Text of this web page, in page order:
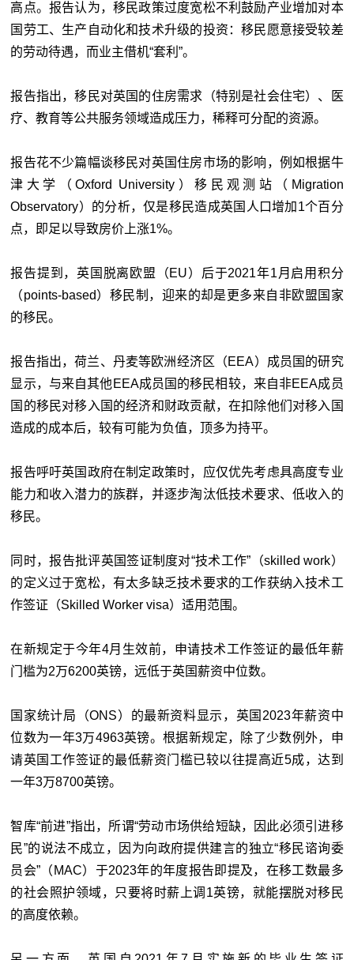
高点。报告认为，移民政策过度宽松不利鼓励产业增加对本
国劳工、生产自动化和技术升级的投资：移民愿意接受较差
的劳动待遇，而业主借机“套利”。
报告指出，移民对英国的住房需求（特别是社会住宅）、医
疗、教育等公共服务领域造成压力，稀释可分配的资源。
报告花不少篇幅谈移民对英国住房市场的影响，例如根据牛
津大学（Oxford University）移民观测站（Migration
Observatory）的分析，仅是移民造成英国人口增加1个百分
点，即足以导致房价上涨1%。
报告提到，英国脱离欧盟（EU）后于2021年1月启用积分
（points-based）移民制，迎来的却是更多来自非欧盟国家
的移民。
报告指出，荷兰、丹麦等欧洲经济区（EEA）成员国的研究
显示，与来自其他EEA成员国的移民相较，来自非EEA成员
国的移民对移入国的经济和财政贡献，在扣除他们对移入国
造成的成本后，较有可能为负值，顶多为持平。
报告呼吁英国政府在制定政策时，应仅优先考虑具高度专业
能力和收入潜力的族群，并逐步淘汰低技术要求、低收入的
移民。
同时，报告批评英国签证制度对“技术工作”（skilled work）
的定义过于宽松，有太多缺乏技术要求的工作获纳入技术工
作签证（Skilled Worker visa）适用范围。
在新规定于今年4月生效前，申请技术工作签证的最低年薪
门槛为2万6200英镑，远低于英国薪资中位数。
国家统计局（ONS）的最新资料显示，英国2023年薪资中
位数为一年3万4963英镑。根据新规定，除了少数例外，申
请英国工作签证的最低薪资门槛已较以往提高近5成，达到
一年3万8700英镑。
智库“前进”指出，所谓“劳动市场供给短缺，因此必须引进移
民”的说法不成立，因为向政府提供建言的独立“移民谘询委
员会”（MAC）于2023年的年度报告即提及，在移工数最多
的社会照护领域，只要将时薪上调1英镑，就能摆脱对移民
的高度依赖。